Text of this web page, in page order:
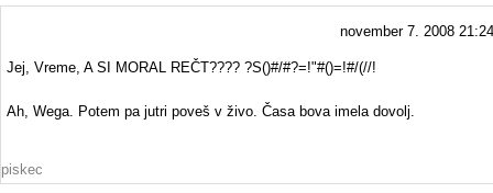
november 7. 2008 21:24
Jej, Vreme, A SI MORAL REČT???? ?S()#/#?=!"#()=!#/(//!
Ah, Wega. Potem pa jutri poveš v živo. Časa bova imela dovolj.
piskec